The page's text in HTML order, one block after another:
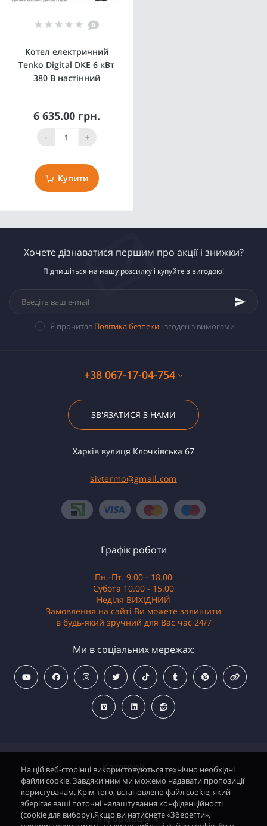
0
Котел електричний
Tenko Digital DKE 6 кВт
380 В настінний
6 635.00 грн.
- +
Купити
Хочете дізнаватися першим про акції і знижки?
Підпишіться на нашу розсилку і купуйте з вигодою!
Я прочитав Політика безпеки і згоден з вимогами
+38 067-17-04-754
ЗВ'ЯЗАТИСЯ З НАМИ
Харків вулиця Клочківська 67
sivtermo@gmail.com
Категорії
Водонагрівачі електричні
Інформація
Графік роботи
Пн.-Пт. 9.00 - 18.00
Субота 10.00 - 15.00
Неділя ВИХІДНИЙ
Замовлення на сайті Ви можете залишити
в будь-який зручний для Вас час 24/7
Ми в соціальних мережах:
На цій веб-сторінці використовуються технічно необхідні
файли cookie. Завдяки ним ми можемо надавати пропозиції
користувачам. Крім того, встановлено файл cookie, який
зберігає ваші поточні налаштування конфіденційності
(cookie для вибору).Якщо ви натиснете «Зберегти»,